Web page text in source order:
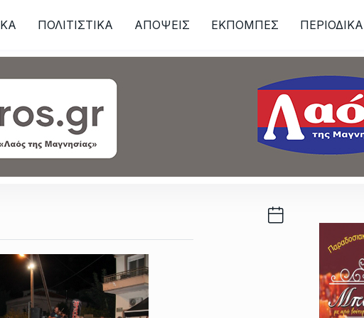
ΠΟΛΙΤΙΣΤΙΚΑ ΑΠΟΨΕΙΣ ΕΚΠΟΜΠΕΣ ΠΕΡΙΟΔΙΚΑ